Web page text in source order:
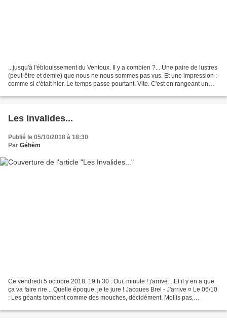
...jusqu'à l'éblouissement du Ventoux. Il y a combien ?... Une paire de lustres
(peut-être et demie) que nous ne nous sommes pas vus. Et une impression :
comme si c'était hier. Le temps passe pourtant. Vite. C'est en rangeant un
Les Invalides...
Publié le 05/10/2018 à 18:30
Par Géhèm
Ce vendredi 5 octobre 2018, 19 h 30 : Oui, minute ! j'arrive... Et il y en a que
ça va faire rire... Quelle époque, je te jure ! Jacques Brel - J'arrive ¤ Le 06/10
: Les géants tombent comme des mouches, décidément. Mollis pas,